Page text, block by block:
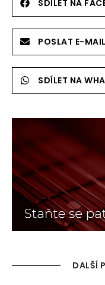
SDÍLET NA
POSLAT E-
SDÍLET NA
DALŠÍ